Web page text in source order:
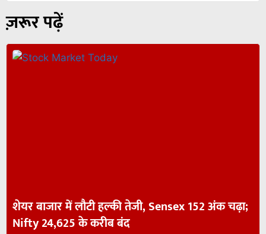
ज़रूर पढ़ें
शेयर बाजार में लौटी हल्की तेजी, Sensex 152 अंक चढ़ा;
Nifty 24,625 के करीब बंद